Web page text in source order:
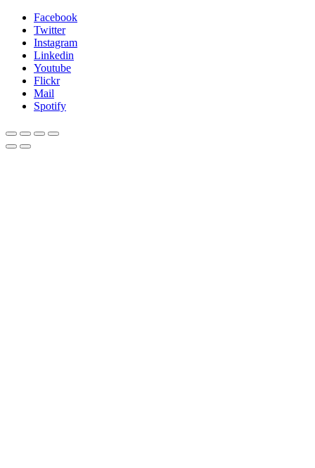
Facebook
Twitter
Instagram
Linkedin
Youtube
Flickr
Mail
Spotify